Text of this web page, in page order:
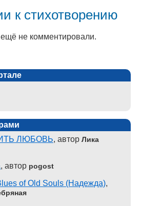
к стихотворению
не комментировали.
ЛЮБОВЬ, автор Лика
, автор pogost
of Old Souls (Надежда),